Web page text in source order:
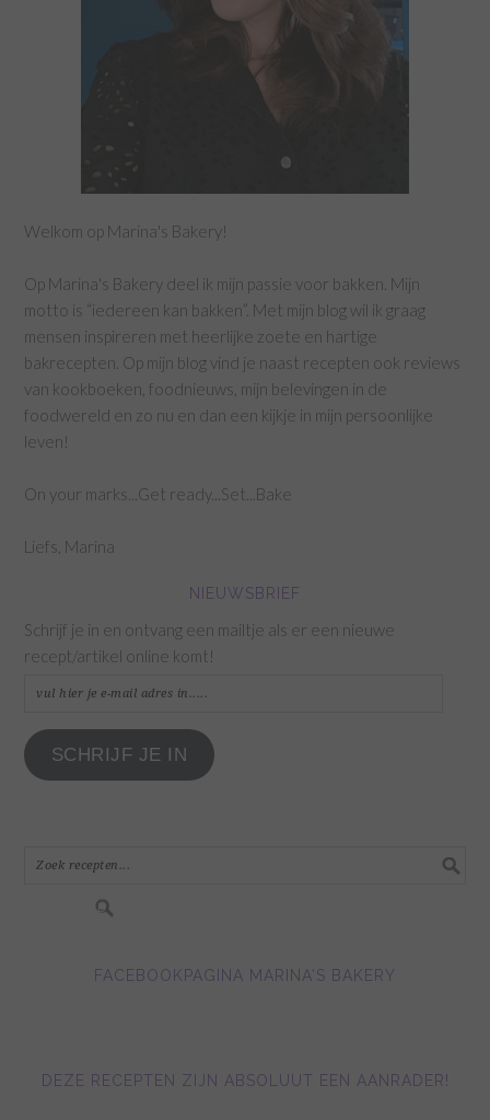
Welkom op Marina's Bakery!
Op Marina's Bakery deel ik mijn passie voor bakken. Mijn
motto is “iedereen kan bakken”. Met mijn blog wil ik graag
mensen inspireren met heerlijke zoete en hartige
bakrecepten. Op mijn blog vind je naast recepten ook reviews
van kookboeken, foodnieuws, mijn belevingen in de
foodwereld en zo nu en dan een kijkje in mijn persoonlijke
leven!
On your marks...Get ready...Set...Bake
Liefs, Marina
NIEUWSBRIEF
Schrijf je in en ontvang een mailtje als er een nieuwe
recept/artikel online komt!
vul
je
e-
SCHRIJF JE IN
FACEBOOKPAGINA MARINA'S BAKERY
DEZE RECEPTEN ZIJN ABSOLUUT EEN AANRADER!